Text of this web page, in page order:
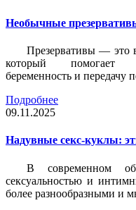
Необычные
Презервативы — это
который помогает
беременность и передачу
Подробнее
09.11.2025
Надувные секс-куклы:
В современном
сексуальностью и
более разнообразными и